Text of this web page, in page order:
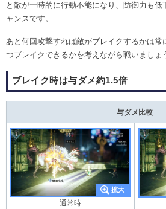
と敵が一時的に行動不能になり、防御力も低
ャンスです。
あと何回攻撃すれば敵がブレイクするかは
つブレイクできるかを考えながら戦いましょ
ブレイク時は与ダメ約1.5倍
与ダメ比較
通常時